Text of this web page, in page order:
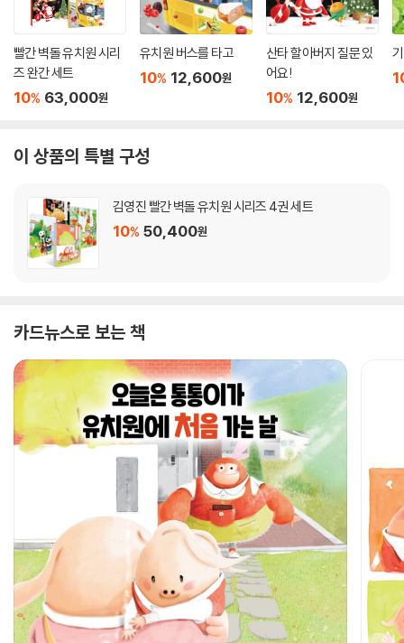
빨간 벽돌 유치원 시리
즈 완간 세트
10% 63,000원
유치원 버스를 타고
10% 12,600원
산타 할아버지 질문 있
어요!
10% 12,600원
이 상품의 특별 구성
김영진 빨간 벽돌 유치원 시리즈 4권 세트
10% 50,400원
카드뉴스로 보는 책